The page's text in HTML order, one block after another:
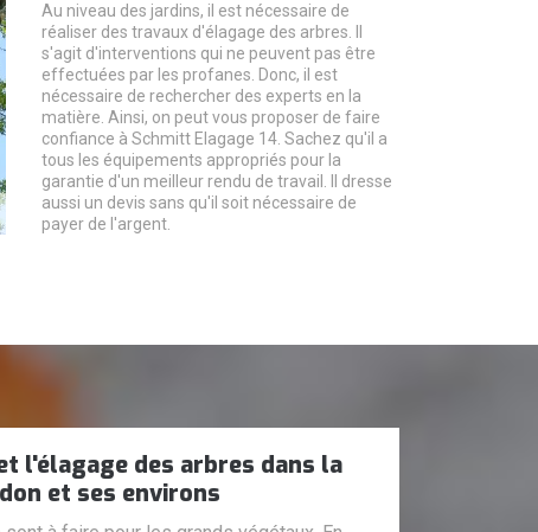
Au niveau des jardins, il est nécessaire de
réaliser des travaux d'élagage des arbres. Il
s'agit d'interventions qui ne peuvent pas être
effectuées par les profanes. Donc, il est
nécessaire de rechercher des experts en la
matière. Ainsi, on peut vous proposer de faire
confiance à Schmitt Elagage 14. Sachez qu'il a
tous les équipements appropriés pour la
garantie d'un meilleur rendu de travail. Il dresse
aussi un devis sans qu'il soit nécessaire de
payer de l'argent.
l'élagage des arbres dans la
et ses environs